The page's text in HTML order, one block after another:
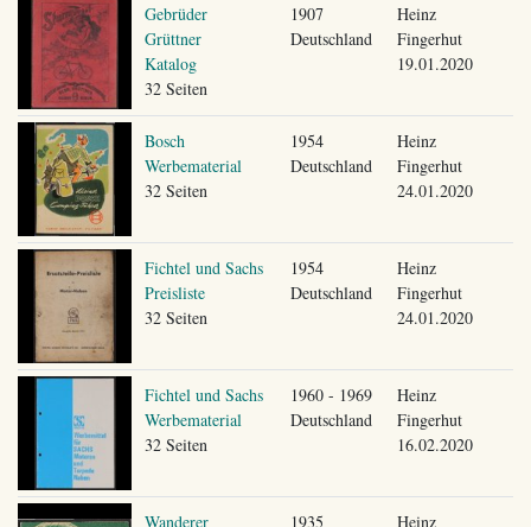
Gebrüder
Grüttner
Katalog
32 Seiten
1907
Deutschland
Heinz
Fingerhut
19.01.2020
Bosch
Werbematerial
32 Seiten
1954
Deutschland
Heinz
Fingerhut
24.01.2020
Fichtel und Sachs
Preisliste
32 Seiten
1954
Deutschland
Heinz
Fingerhut
24.01.2020
Fichtel und Sachs
Werbematerial
32 Seiten
1960 - 1969
Deutschland
Heinz
Fingerhut
16.02.2020
Wanderer
1935
Heinz